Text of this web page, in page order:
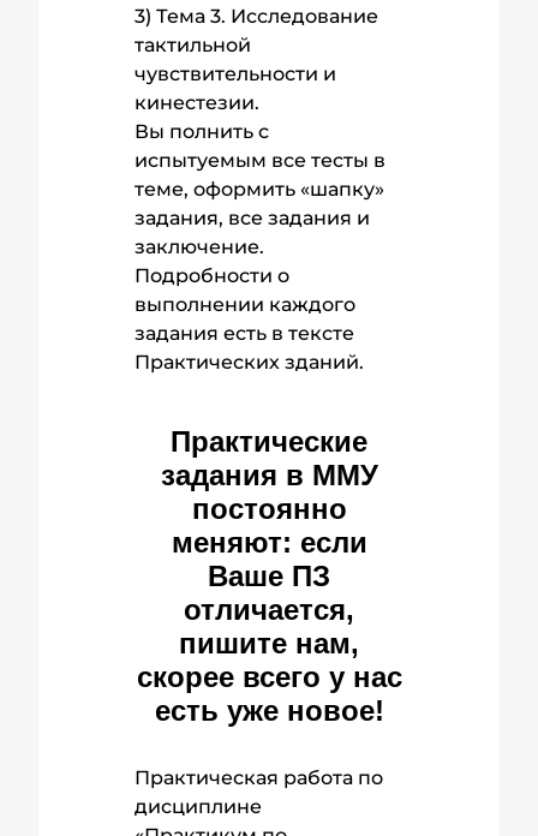
3) Тема 3. Исследование
тактильной
чувствительности и
кинестезии.
Вы полнить с
испытуемым все тесты в
теме, оформить «шапку»
задания, все задания и
заключение.
Подробности о
выполнении каждого
задания есть в тексте
Практических зданий.
Практические
задания в ММУ
постоянно
меняют: если
Ваше ПЗ
отличается,
пишите нам,
скорее всего у нас
есть уже новое!
Практическая работа по
дисциплине